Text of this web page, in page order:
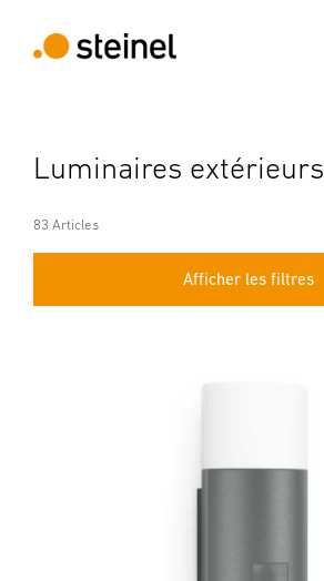
Recherche
Luminaires extérieurs
83 Articles
Afficher les filtres